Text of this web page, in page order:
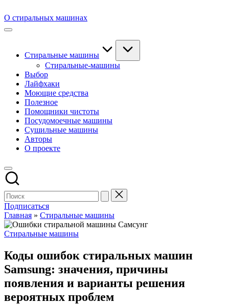
к
содержимому
О стиральных машинах
О
чистотыСтиральные машины
Стиральные-машины
Выбор
Лайфхаки
Моющие средства
Полезное
Помощники чистоты
Посудомоечные машины
Сушильные машины
Авторы
О проекте
Подписаться
Главная » Стиральные машины
Опубликовано
Стиральные машины
Коды ошибок стиральных машин
Samsung: значения, причины
появления и варианты решения
вероятных проблем